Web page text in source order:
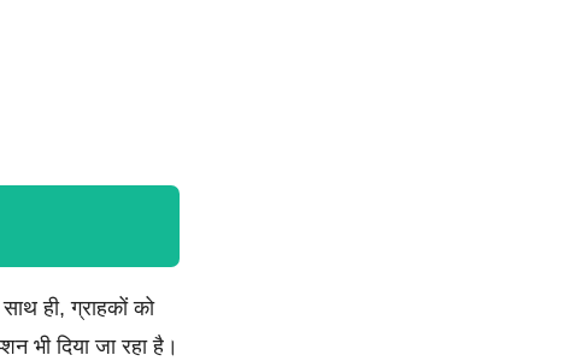
ही, ग्राहकों को
दिया जा रहा है।